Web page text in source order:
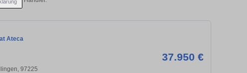
Ateca
37.950 €
97225